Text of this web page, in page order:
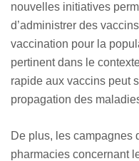
nouvelles initiatives
d’administrer des
vaccination pour la
pertinent dans le
rapide aux vaccins peut
propagation des
De plus, les campagnes
pharmacies concernant